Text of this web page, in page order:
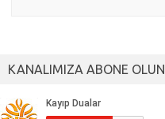
KANALIMIZA ABONE OLUN